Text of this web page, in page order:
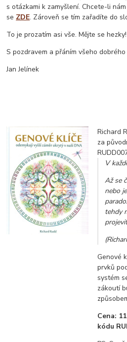
s otázkami k zamyšlení. Chcete-li
se ZDE. Zároveň se tím zařadíte do
To je prozatím asi vše. Mějte se hezky!
S pozdravem a přáním všeho dobrého
Jan Jelínek
Richard
za
V
Až se
nebo
tehdy
Genové
prvků
systém
zákoutí
Cena:
kódu